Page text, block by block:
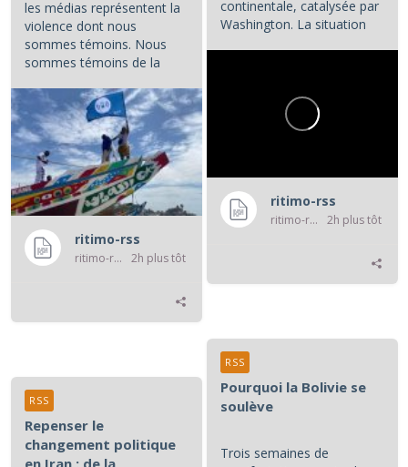
les médias représentent la
violence dont nous
sommes témoins. Nous
sommes témoins de la
ritimo-rss
ritimo-rss 2h plus tôt
continentale, catalysée par
Washington. La situation
ritimo-rss
ritimo-rss 2h plus tôt
Pourquoi la Bolivie se
soulève
Trois semaines de
RSS
Repenser le
changement politique
RSS